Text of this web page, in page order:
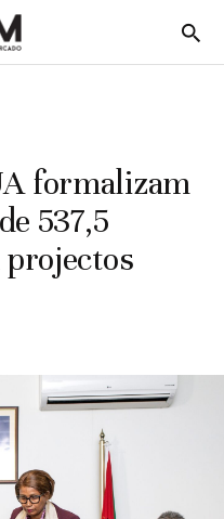
5
formalizam
537,5
projectos